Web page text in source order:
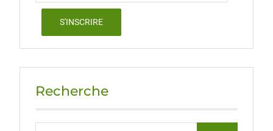
Recherche